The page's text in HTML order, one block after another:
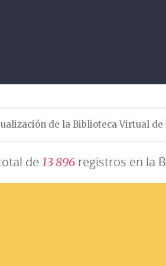
de la Biblioteca Virtual
de 13896registros en la